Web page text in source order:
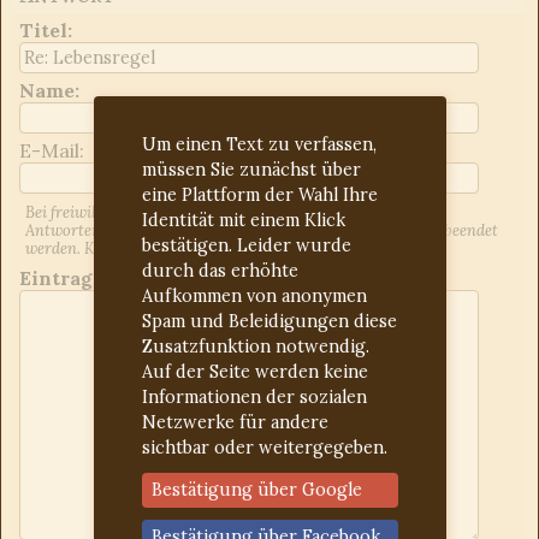
Um einen Text zu verfassen,
müssen Sie zunächst über
eine Plattform der Wahl Ihre
Identität mit einem Klick
bestätigen. Leider wurde
durch das erhöhte
Aufkommen von anonymen
Spam und Beleidigungen diese
Zusatzfunktion notwendig.
Auf der Seite werden keine
Informationen der sozialen
Netzwerke für andere
sichtbar oder weitergegeben.
Bestätigung über Google
Titel:
Name:
E-Mail:
Bei freiwilliger Angabe der E-Mail-Adresse werden Sie über
Antworten auf Ihren Beitrag informiert. Dies kann jederzeit beendet
werden. Kontrollieren Sie ggf. den Spam-Ordner.
Eintrag: